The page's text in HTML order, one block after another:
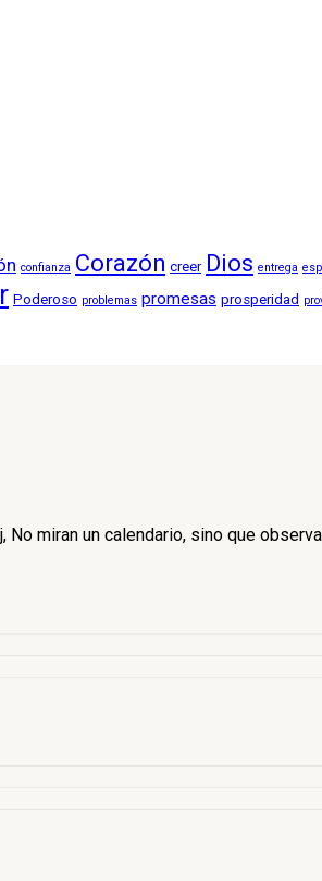
confianza Corazón creer Dios entrega
Poderoso problemas promesas prosperidad
miran un calendario, sino que